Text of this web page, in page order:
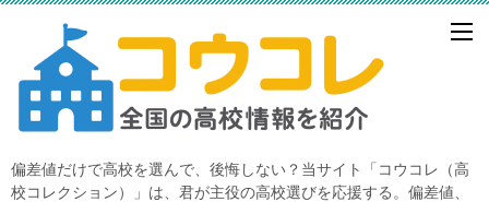
偏差値だけで高校を選んで、後悔しない？当サイト「コウコレ（高
校コレクション）」は、君が主役の高校選びを応援する。偏差値、